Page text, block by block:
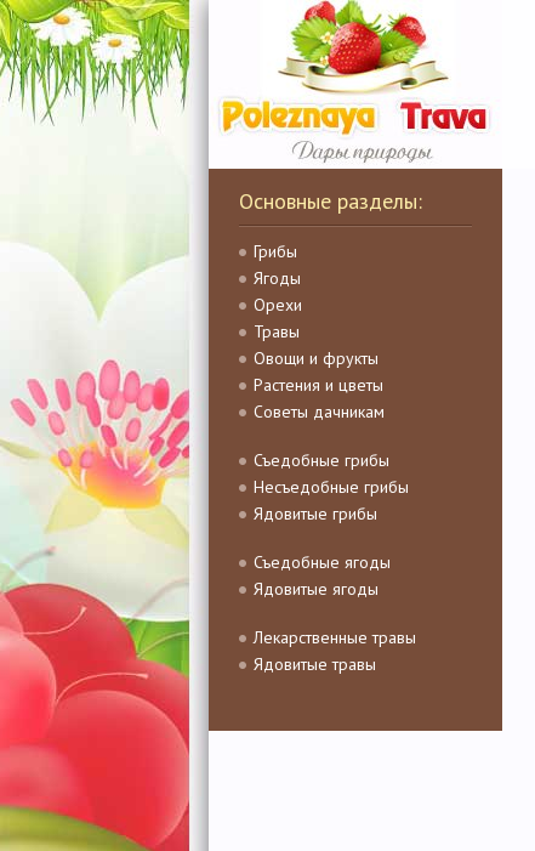
Основные разделы:
Грибы
Ягоды
Орехи
Травы
Овощи и фрукты
Растения и цветы
Советы дачникам
Съедобные грибы
Несъедобные грибы
Ядовитые грибы
Съедобные ягоды
Ядовитые ягоды
Лекарственные травы
Ядовитые травы